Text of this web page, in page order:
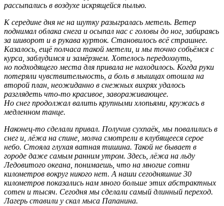
рассыпались в воздухе искрящейся пылью.
К середине дня не на шутку разыгралась метель. Ветер
поднимал облака снега и осыпал нас с головы до ног, забираясь
за шиворот и в рукава курток. Становилось всё страшнее.
Казалось, ещё полчаса такой метели, и мы точно собьёмся с
курса, заблудимся и замёрзнем. Хотелось передохнуть,
но подходящего места для привала не находилось. Когда руки
потеряли чувствительность, а боль в мышцах отошла на
второй план, неожиданно в снежных вихрях удалось
разглядеть что-то красивое, завораживающее.
Но снег продолжал валить крупными хлопьями, кружась в
медленном танце.
Наконец-то сделали привал. Получив сухпаёк, мы повалились в
снег и, лёжа на спине, молча смотрели в клубящееся серое
небо. Стояла глухая ватная тишина. Такой не бывает в
городе даже самым ранним утром. Здесь, лёжа на льду
Ледовитого океана, понимаешь, что на многие сотни
километров вокруг никого нет. А наши сегодняшние 30
километров показались нам много больше этих абстрактных
сотен и тысяч. Сегодня мы сделали самый длинный переход.
Лагерь ставили у скал мыса Папанина.